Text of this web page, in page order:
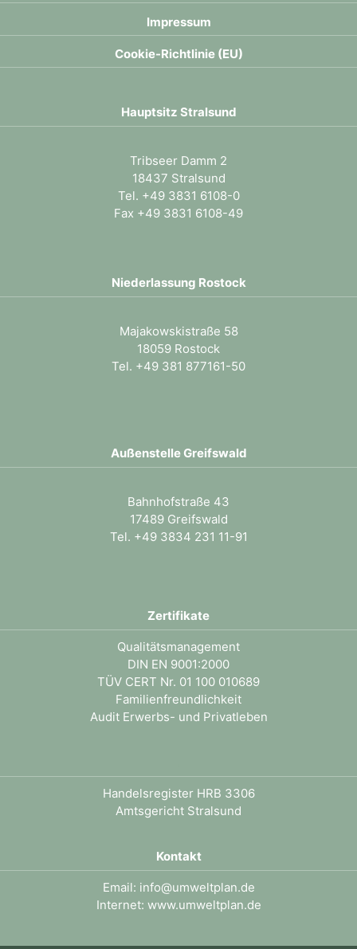
Impressum
Cookie-Richtlinie (EU)
Hauptsitz Stralsund
Tribseer Damm 2
18437 Stralsund
Tel. +49 3831 6108-0
Fax +49 3831 6108-49
Niederlassung Rostock
Majakowskistraße 58
18059 Rostock
Tel. +49 381 877161-50
Außenstelle Greifswald
Bahnhofstraße 43
17489 Greifswald
Tel. +49 3834 231 11-91
Zertifikate
Qualitätsmanagement
DIN EN 9001:2000
TÜV CERT Nr. 01 100 010689
Familienfreundlichkeit
Audit Erwerbs- und Privatleben
Handelsregister HRB 3306
Amtsgericht Stralsund
Kontakt
Email: info@umweltplan.de
Internet: www.umweltplan.de